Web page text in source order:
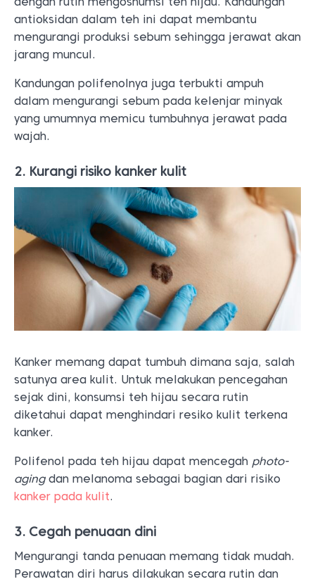
antioksidan dalam teh ini dapat membantu
mengurangi produksi sebum sehingga jerawat akan
jarang muncul.
Kandungan polifenolnya juga terbukti ampuh
dalam mengurangi sebum pada kelenjar minyak
yang umumnya memicu tumbuhnya jerawat pada
wajah.
2. Kurangi risiko kanker kulit
Kanker memang dapat tumbuh dimana saja, salah
satunya area kulit. Untuk melakukan pencegahan
sejak dini, konsumsi teh hijau secara rutin
diketahui dapat menghindari resiko kulit terkena
kanker.
Polifenol pada teh hijau dapat mencegah photo-
agingdan melanoma sebagai bagian dari risiko
kanker pada kulit.
3. Cegah penuaan dini
Mengurangi tanda penuaan memang tidak mudah.
Perawatan diri harus dilakukan secara rutin dan